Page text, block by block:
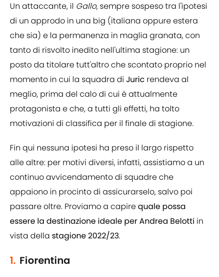
Un attaccante, il Gallo, sempre sospeso tra l'ipotesi
di un approdo in una big (italiana oppure estera
che sia) e la permanenza in maglia granata, con
tanto di risvolto inedito nell'ultima stagione: un
posto da titolare tutt'altro che scontato proprio nel
momento in cui la squadra di Juric rendeva al
meglio, prima del calo di cui è attualmente
protagonista e che, a tutti gli effetti, ha tolto
motivazioni di classifica per il finale di stagione.
Fin qui nessuna ipotesi ha preso il largo rispetto
alle altre: per motivi diversi, infatti, assistiamo a un
continuo avvicendamento di squadre che
appaiono in procinto di assicurarselo, salvo poi
passare oltre. Proviamo a capirequale possa
essere la destinazione ideale per Andrea Belotti in
vista della stagione 2022/23.
1. Fiorentina